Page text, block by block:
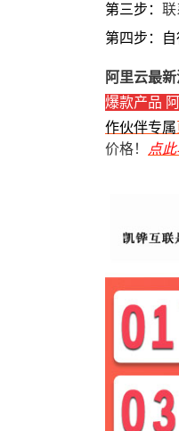
第三步： 联
第四步：
阿里云最
爆款产品
作伙伴专属
价格！ 点